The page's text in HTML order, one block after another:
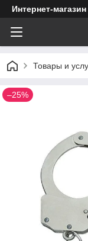
Интернет-
Товары и
–25%